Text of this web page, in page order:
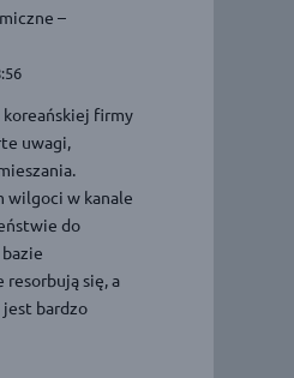
–
koreańskiej firmy
uwagi,
wilgoci w kanale
do
się, a
jest bardzo